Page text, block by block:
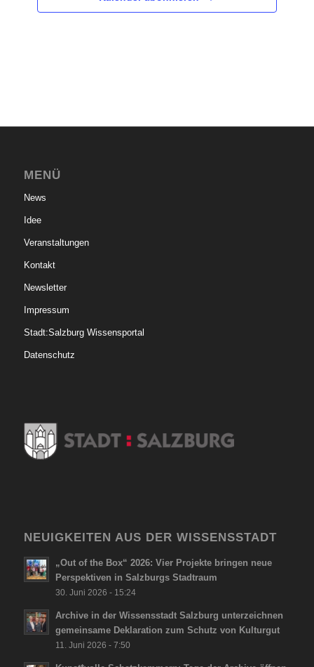
MENÜ
News
Idee
Veranstaltungen
Kontakt
Newsletter
Impressum
Stadt:Salzburg Wissensportal
Datenschutz
NEUIGKEITEN AUS DER WISSENSSTADT
„Out of the Box“ 2026: Vier Projekte bringen neue
Perspektiven in Salzburgs Stadtraum
30. Juni 2026 - 15:24
Archive in der Wissensstadt Salzburg unterzeichnen
gemeinsame Deklaration zum Schutz von Kulturgut
11. Juni 2026 - 7:50